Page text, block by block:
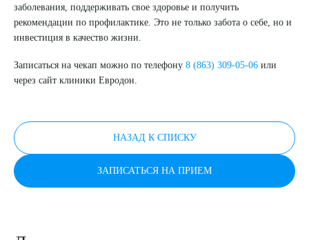
заболевания, поддерживать свое здоровье и получить
рекомендации по профилактике. Это не только забота о себе, но и
инвестиция в качество жизни.
Записаться на чекап можно по телефону 8 (863) 309-05-06 или
через сайт клиники Евродон.
НАЗАД К СПИСКУ
ЗАПИСАТЬСЯ НА ПРИЕМ
ОТПРАВИТЬ